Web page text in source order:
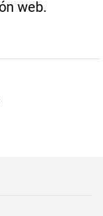
web.